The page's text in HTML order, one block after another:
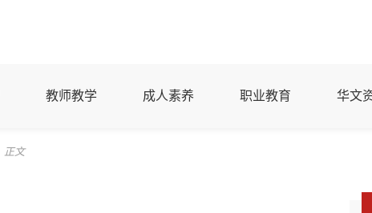
教师教学 成人素养 职业教育 华文
正文